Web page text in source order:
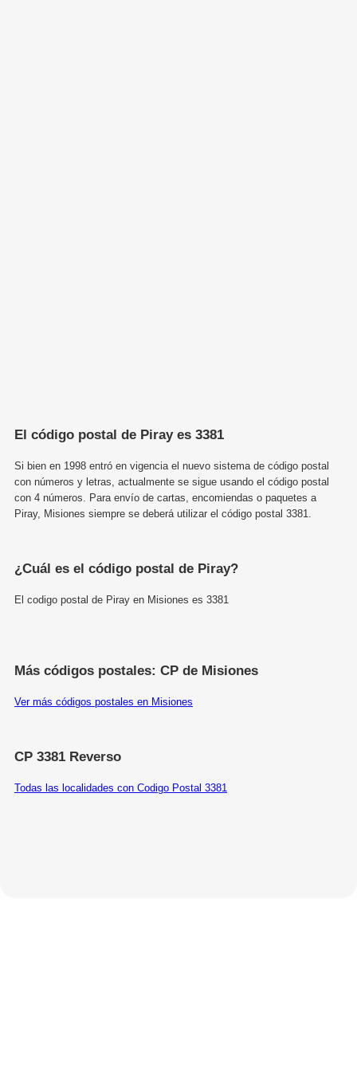
El código postal de Piray es 3381
Si bien en 1998 entró en vigencia el nuevo sistema de código postal
con números y letras, actualmente se sigue usando el código postal
con 4 números. Para envío de cartas, encomiendas o paquetes a
Piray, Misiones siempre se deberá utilizar el código postal 3381.
¿Cuál es el código postal de Piray?
El codigo postal de Piray en Misiones es 3381
Más códigos postales: CP de Misiones
Ver más códigos postales en Misiones
CP 3381 Reverso
Todas las localidades con Codigo Postal 3381